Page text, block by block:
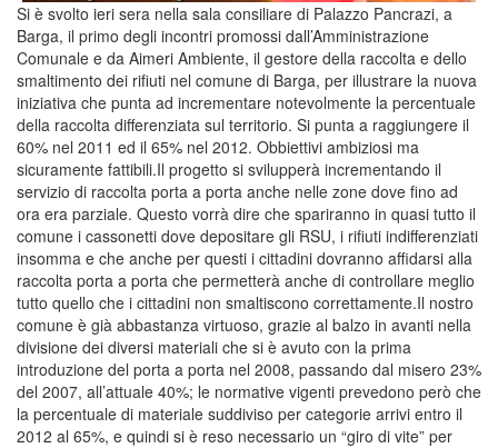
Si è svolto ieri sera nella sala consiliare di Palazzo Pancrazi, a
Barga, il primo degli incontri promossi dall’Amministrazione
Comunale e da Aimeri Ambiente, il gestore della raccolta e dello
smaltimento dei rifiuti nel comune di Barga, per illustrare la nuova
iniziativa che punta ad incrementare notevolmente la percentuale
della raccolta differenziata sul territorio. Si punta a raggiungere il
60% nel 2011 ed il 65% nel 2012. Obbiettivi ambiziosi ma
sicuramente fattibili.Il progetto si svilupperà incrementando il
servizio di raccolta porta a porta anche nelle zone dove fino ad
ora era parziale. Questo vorrà dire che spariranno in quasi tutto il
comune i cassonetti dove depositare gli RSU, i rifiuti indifferenziati
insomma e che anche per questi i cittadini dovranno affidarsi alla
raccolta porta a porta che permetterà anche di controllare meglio
tutto quello che i cittadini non smaltiscono correttamente.Il nostro
comune è già abbastanza virtuoso, grazie al balzo in avanti nella
divisione dei diversi materiali che si è avuto con la prima
introduzione del porta a porta nel 2008, passando dal misero 23%
del 2007, all’attuale 40%; le normative vigenti prevedono però che
la percentuale di materiale suddiviso per categorie arrivi entro il
2012 al 65%, e quindi si è reso necessario un “giro di vite” per